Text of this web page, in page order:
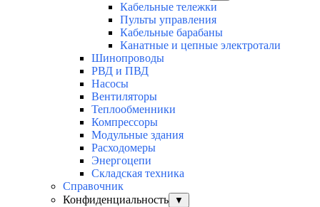
Кабельные тележки
Пульты управления
Кабельные барабаны
Канатные и цепные электротали
Шинопроводы
РВД и ПВД
Насосы
Вентиляторы
Теплообменники
Компрессоры
Модульные здания
Расходомеры
Энергоцепи
Складская техника
Справочник
Конфиденциальность
▼